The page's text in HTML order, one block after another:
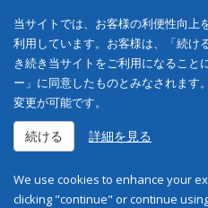
当サイトでは、お客様の利便性向上
利用しています。お客様は、「続け
き続き当サイトをご利用になること
ー」に同意したものとみなされます
変更が可能です。
続ける 詳細を見る
We use cookies to enhance your
clicking "continue" or continue